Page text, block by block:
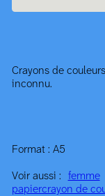
Crayons de
inconnu.
Format : A5
Voir aussi : femme
papiercrayon de